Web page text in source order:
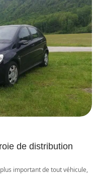
de distribution
important de tout véhicule,